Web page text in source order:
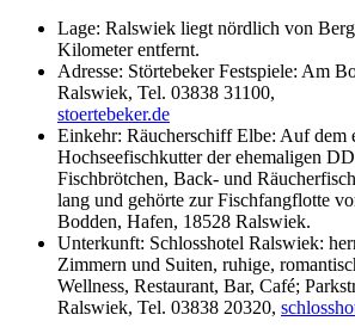
Lage: Ralswiek liegt nördlich von
Kilometer entfernt.
Adresse: Störtebeker Festspiele: Am
Ralswiek, Tel. 03838 31100,
stoertebeker.de
Einkehr: Räucherschiff Elbe: Auf dem
Hochseefischkutter der ehemaligen
Fischbrötchen, Back- und
lang und gehörte zur Fischfangflotte
Bodden, Hafen, 18528 Ralswiek.
Unterkunft: Schlosshotel Ralswiek:
Zimmern und Suiten, ruhige,
Wellness, Restaurant, Bar, Café;
Ralswiek, Tel. 03838 20320,